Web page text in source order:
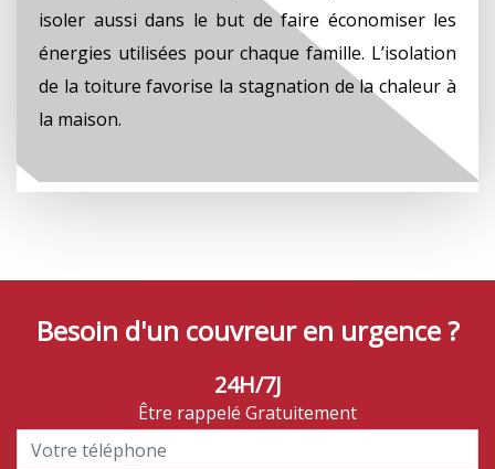
isoler aussi dans le but de faire économiser les
énergies utilisées pour chaque famille. L’isolation
de la toiture favorise la stagnation de la chaleur à
la maison.
Besoin d'un couvreur en urgence ?
24H/7J
Être rappelé Gratuitement